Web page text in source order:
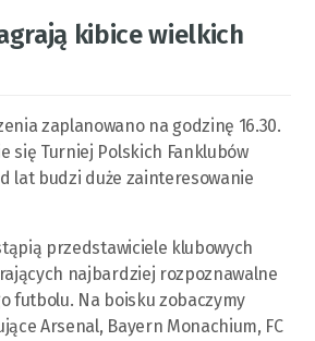
kibice wielkich
zaplanowano na godzinę 16.30.
się Turniej Polskich Fanklubów
lat budzi duże zainteresowanie
przedstawiciele klubowych
najbardziej rozpoznawalne
futbolu. Na boisku zobaczymy
Arsenal, Bayern Monachium, FC